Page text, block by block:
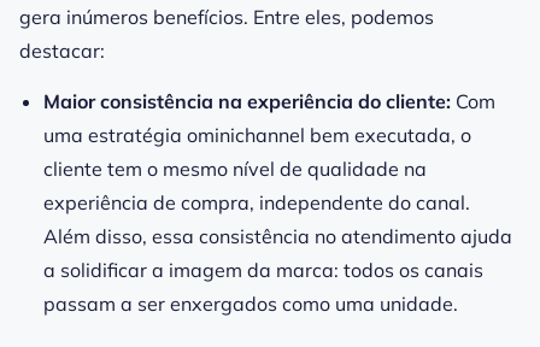
gera inúmeros benefícios. Entre eles, podemos
destacar:
Maior consistência na experiência do cliente: Com
uma estratégia ominichannel bem executada, o
cliente tem o mesmo nível de qualidade na
experiência de compra, independente do canal.
Além disso, essa consistência no atendimento ajuda
a solidificar a imagem da marca: todos os canais
passam a ser enxergados como uma unidade.